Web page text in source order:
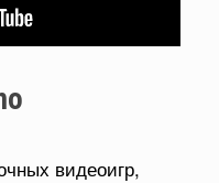
видеоигр,